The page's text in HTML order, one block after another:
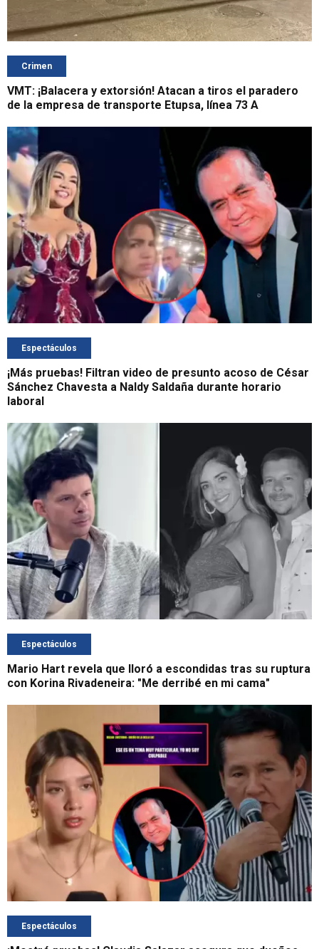
Crimen
VMT: ¡Balacera y extorsión! Atacan a tiros el paradero
de la empresa de transporte Etupsa, línea 73 A
Espectáculos
¡Más pruebas! Filtran video de presunto acoso de César
Sánchez Chavesta a Naldy Saldaña durante horario
laboral
Espectáculos
Mario Hart revela que lloró a escondidas tras su ruptura
con Korina Rivadeneira: "Me derribé en mi cama"
Espectáculos